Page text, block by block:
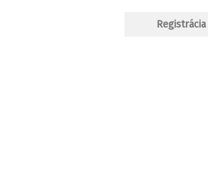
Registrácia